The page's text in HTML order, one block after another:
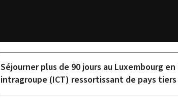
Sous-
rubriques
Séjourner plus de 90 jours au Luxembourg
intragroupe (ICT) ressortissant de pays tiers